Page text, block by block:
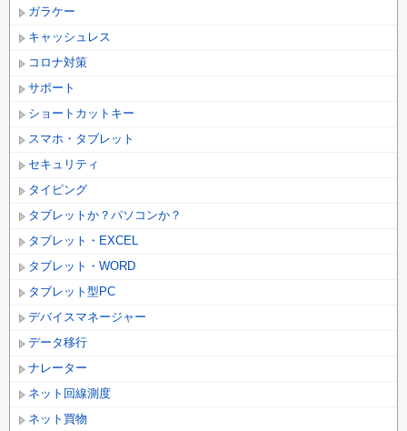
ガラケー
キャッシュレス
コロナ対策
サポート
ショートカットキー
スマホ・タブレット
セキュリティ
タイピング
タブレットか？パソコンか？
タブレット・EXCEL
タブレット・WORD
タブレット型PC
デバイスマネージャー
データ移行
ナレーター
ネット回線測度
ネット買物